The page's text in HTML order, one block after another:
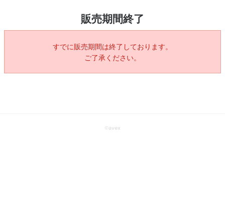
販売期間終了
すでに販売期間は終了しております。
ご了承ください。
© avex